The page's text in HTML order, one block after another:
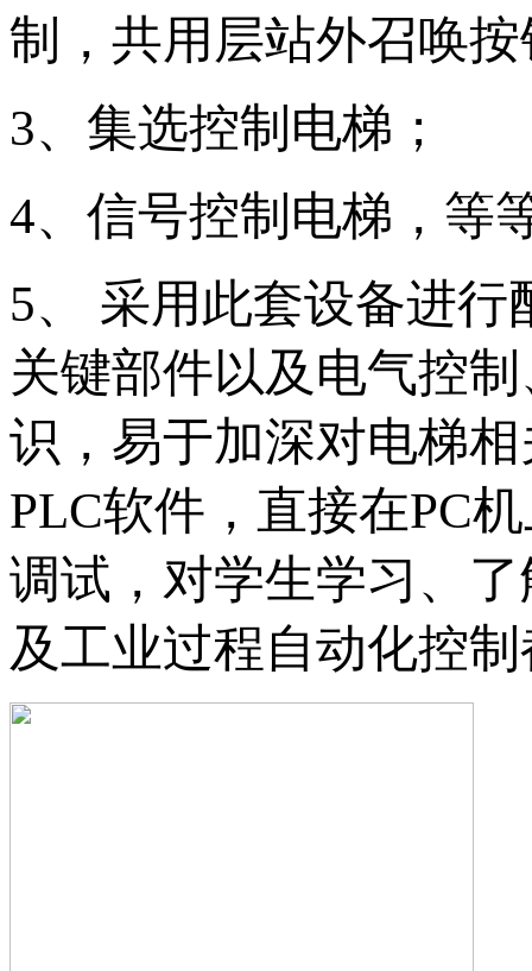
制，共用层站外召唤
3、集选控制电梯；
4、信号控制电梯，等
5、 采用此套设备进
关键部件以及电气控
识，易于加深对电梯
PLC软件，直接在PC
调试，对学生学习、
及工业过程自动化控